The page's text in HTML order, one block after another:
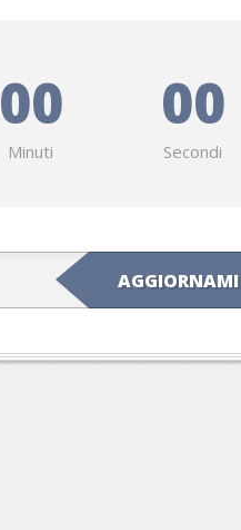
00
Minuti
00
Secondi